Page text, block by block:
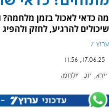
מה כדאי לאכול בזמן
שיכולים להרגיע, לחזק
ערוץ 7
17.06.25, 11:56
איראן אוכל מלחמה